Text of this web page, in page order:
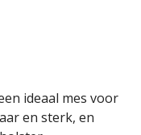
ideaal mes voor
en sterk, en